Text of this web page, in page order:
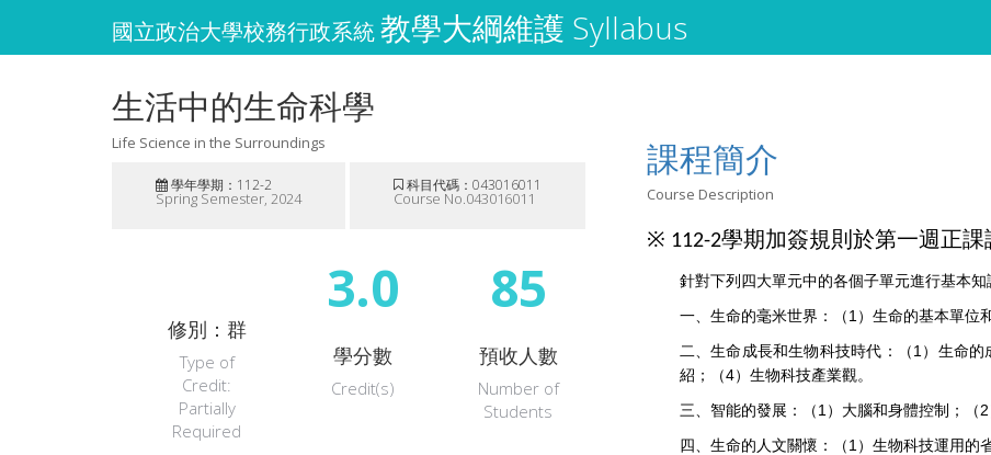
國立政治大學校務行政系統教學大綱維護 Syllabus
生活中的生命科學
Life Science in the Surroundings
學年學期：112-2
Spring Semester, 2024
科目代碼：043016011
Course No.043016011
修別：群
Type of
Credit:
Partially
Required
3.0
學分數
Credit(s)
85
預收人數
Number of
Students
課程簡介
Course Description
※ 112-2學期加簽規則於第一週正課
針對下列四大單元中的各個子單元進行基本知
一、生命的毫米世界：（1）生命的基本單位
二、生命成長和生物科技時代：（1）生命
紹；（4）生物科技產業觀。
三、智能的發展：（1）大腦和身體控制；（
四、生命的人文關懷：（1）生物科技運用的